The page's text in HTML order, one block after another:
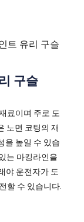
트 유리 구슬
구슬
료이며 주로 도
노면 코팅의 재
을 높일 수 있습
는 마킹라인을
야 운전자가 도
할 수 있습니다.